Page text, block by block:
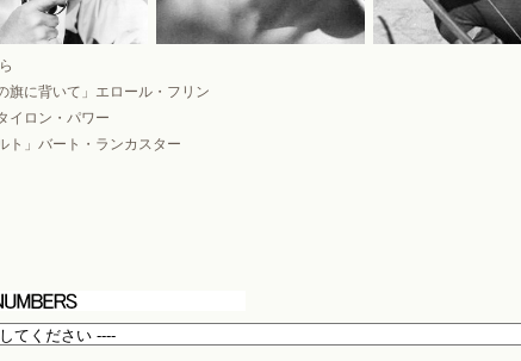
旗に背いて」エロール・フリン
イロン・パワー
ト」バート・ランカスター